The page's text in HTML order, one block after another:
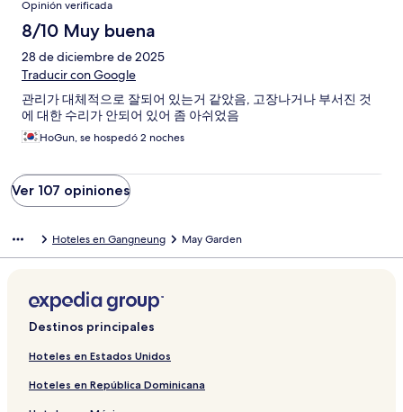
Opinión verificada
8/10 Muy buena
28 de diciembre de 2025
Traducir con Google
관리가 대체적으로 잘되어 있는거 같았음, 고장나거나 부서진 것
에 대한 수리가 안되어 있어 좀 아쉬었음
HoGun, se hospedó 2 noches
Ver 107 opiniones
Hoteles en Gangneung May Garden
Destinos principales
Hoteles en Estados Unidos
Hoteles en República Dominicana